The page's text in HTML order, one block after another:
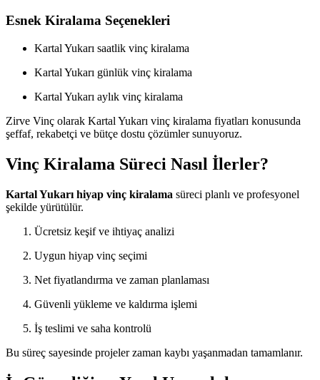
Esnek Kiralama Seçenekleri
Kartal Yukarı saatlik vinç kiralama
Kartal Yukarı günlük vinç kiralama
Kartal Yukarı aylık vinç kiralama
Zirve Vinç olarak Kartal Yukarı vinç kiralama fiyatları konusunda
şeffaf, rekabetçi ve bütçe dostu çözümler sunuyoruz.
Vinç Kiralama Süreci Nasıl İlerler?
Kartal Yukarı hiyap vinç kiralama süreci planlı ve profesyonel
şekilde yürütülür.
Ücretsiz keşif ve ihtiyaç analizi
Uygun hiyap vinç seçimi
Net fiyatlandırma ve zaman planlaması
Güvenli yükleme ve kaldırma işlemi
İş teslimi ve saha kontrolü
Bu süreç sayesinde projeler zaman kaybı yaşanmadan tamamlanır.